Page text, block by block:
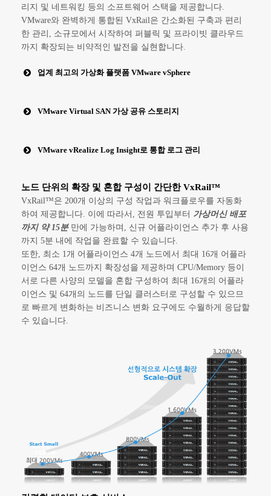
리지 및 네트워킹 등의 소프트웨어 스택을 제공합니다.
VMware와 완벽하게 통합된 VxRail은 간소화된 구축과 편리
한 관리, 소규모에서 시작하여 퍼블릭 및 프라이빗 클라우드
까지 확장되는 비약적인 발전을 실현합니다.
업계 최고의 가상화 플랫폼 VMware vSphere
VMware Virtual SAN 가상 공유 스토리지
VMware vRealize Log Insight로 통합 로그 관리
노드 단위의 확장 및 혼합 구성이 간단한 VxRail™
VxRail™은 200개 이상의 구성 작업과 워크플로우를 자동화
하여 제공합니다. 이에 따라서, 전원 투입부터 가상머신 배포
까지 약 15분만에 가능하며, 신규 어플라이언스 추가 후 사용
까지 5분 내에 작업을 완료할 수 있습니다.
또한, 최소 1개 어플라이언스 4개 노드에서 최대 16개 어플라
이언스 64개 노드까지 확장성을 제공하며 CPU/Memory 등이
서로 다른 사양의 모델을 혼합 구성하여 최대 16개의 어플라
이언스 및 64개의 노드를 단일 클러스터로 구성할 수 있으므
로 빠르게 변화하는 비즈니스 변화 요구에도 수월하게 응답할
수 있습니다.